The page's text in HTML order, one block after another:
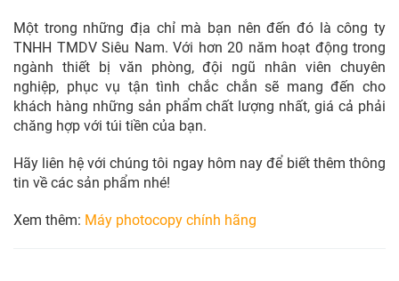
Một trong những địa chỉ mà bạn nên đến đó là công ty
TNHH TMDV Siêu Nam. Với hơn 20 năm hoạt động trong
ngành thiết bị văn phòng, đội ngũ nhân viên chuyên
nghiệp, phục vụ tận tình chắc chắn sẽ mang đến cho
khách hàng những sản phẩm chất lượng nhất, giá cả phải
chăng hợp với túi tiền của bạn.
Hãy liên hệ với chúng tôi ngay hôm nay để biết thêm thông
tin về các sản phẩm nhé!
Xem thêm: Máy photocopy chính hãng